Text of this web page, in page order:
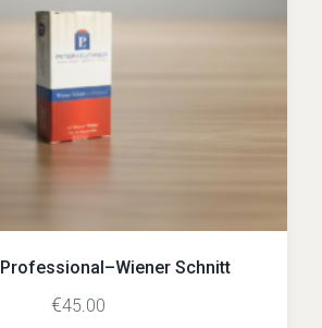
Schnitt
€45.00